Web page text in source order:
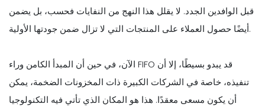
قبل الوافدين الجدد. لا يقلل هذا النهج من النفايات فحسب، بل يضمن
أيضًا حصول العملاء على المنتجات التي لا تزال ضمن جودتها الأولية.
الآن، في حين أن المبدأ الكامن وراء FIFO قد يبدو بسيطًا، إلا أن
تنفيذه، خاصة في الشركات الكبيرة ذات المخزونات الضخمة، يمكن
أن يكون مسعى معقدًا. هذا هو المكان الذي تأتي فيه التكنولوجيا